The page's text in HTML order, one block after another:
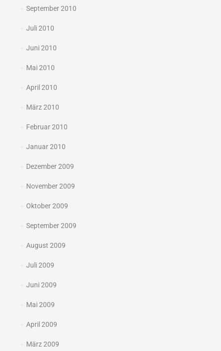
September 2010
Juli 2010
Juni 2010
Mai 2010
April 2010
März 2010
Februar 2010
Januar 2010
Dezember 2009
November 2009
Oktober 2009
September 2009
August 2009
Juli 2009
Juni 2009
Mai 2009
April 2009
März 2009